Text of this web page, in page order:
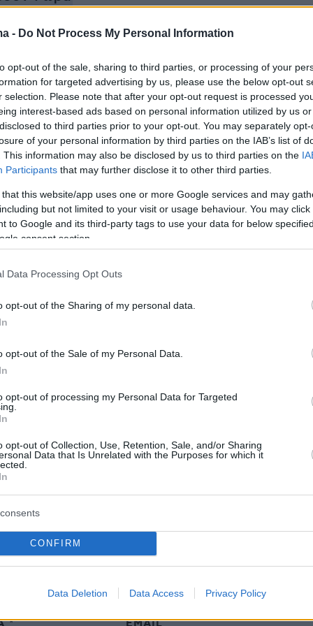
- Do Not Process My Personal Information
opt-out of the sale, sharing to third parties, or processing of your
for targeted advertising by us, please use the below opt-out
selection. Please note that after your opt-out request is processed
interest-based ads based on personal information utilized by us
to third parties prior to your opt-out. You may separately
of your personal information by third parties on the IAB’s list of
This information may also be disclosed by us to third parties on the
Participants that may further disclose it to other third parties.
that this website/app uses one or more Google services and may
but not limited to your visit or usage behaviour. You may
to Google and its third-party tags to use your data for below
consent section.
Data Processing Opt Outs
opt-out of the Sharing of my personal data.
opt-out of the Sale of my Personal Data.
opt-out of processing my Personal Data for Targeted
opt-out of Collection, Use, Retention, Sale, and/or Sharing
Data that Is Unrelated with the Purposes for which it
CONFIRM
Data Deletion Data Access Privacy Policy
Η ιατροδικαστική εξέταση θα ρίξει
Κωνσταντοπούλου κατά Κανέλλη: Τη
την Telestet - Σεξισμός από το ΚΚΕ εις
protothema.gr στο Google News
και μάθετε πρώτοι
Ειδήσεις
από την Ελλάδα και τον Κόσμο, τη
στο Protothema.gr
ΠΡΟΣΘΗΚΗ ΣΧΟΛΙΟΥ